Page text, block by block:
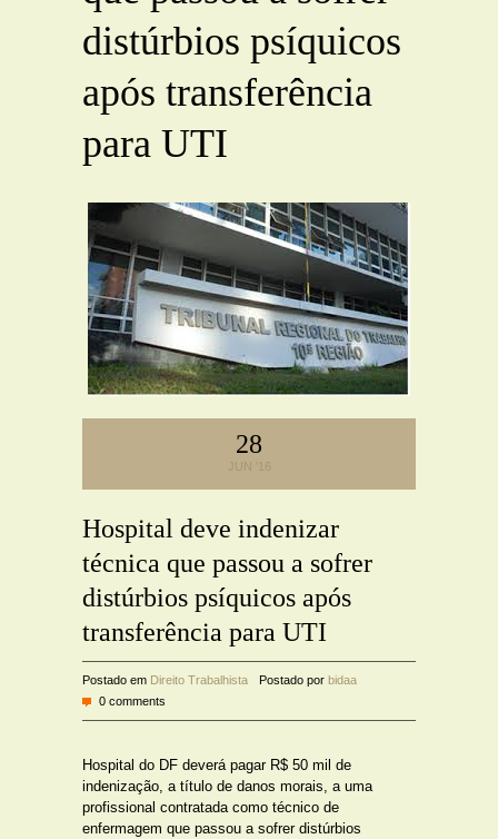
distúrbios psíquicos
após transferência
para UTI
28
JUN '16
Hospital deve indenizar
técnica que passou a sofrer
distúrbios psíquicos após
transferência para UTI
Postado em Direito Trabalhista Postado por bidaa
0 comments
Hospital do DF deverá pagar R$ 50 mil de
indenização, a título de danos morais, a uma
profissional contratada como técnico de
enfermagem que passou a sofrer distúrbios